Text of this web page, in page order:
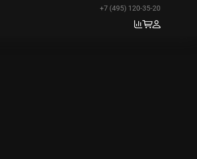
+7 (495) 120-35-20